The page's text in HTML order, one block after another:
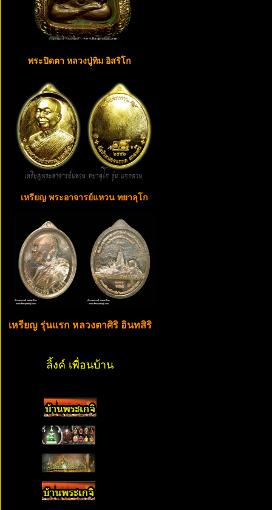
พระปิดตา หลวงปู่ทิม อิสริโก
เหรียญ พระอาจารย์แหวน ทยาลุโก
เหรียญ รุ่นแรก หลวงตาศิริ อินทสิริ
ลิ้งค์ เพื่อนบ้าน